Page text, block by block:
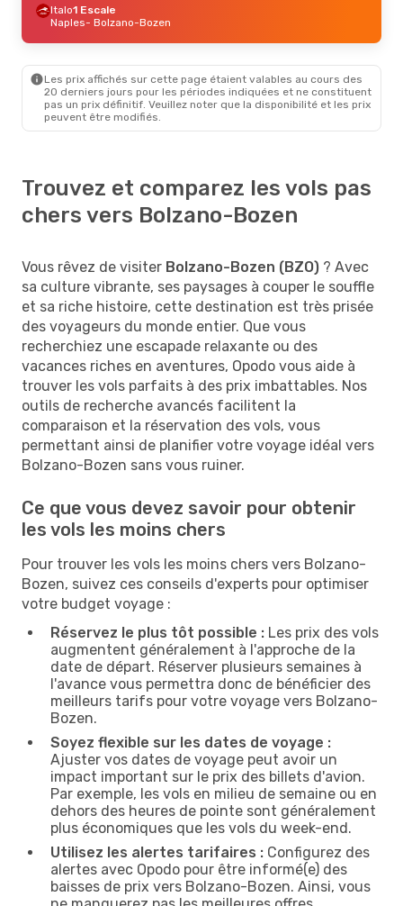
Italo1 Escale
Naples- Bolzano-Bozen
Les prix affichés sur cette page étaient valables au cours des
20 derniers jours pour les périodes indiquées et ne constituent
pas un prix définitif. Veuillez noter que la disponibilité et les prix
peuvent être modifiés.
Trouvez et comparez les vols pas
chers vers Bolzano-Bozen
Vous rêvez de visiter Bolzano-Bozen (BZO) ? Avec
sa culture vibrante, ses paysages à couper le souffle
et sa riche histoire, cette destination est très prisée
des voyageurs du monde entier. Que vous
recherchiez une escapade relaxante ou des
vacances riches en aventures, Opodo vous aide à
trouver les vols parfaits à des prix imbattables. Nos
outils de recherche avancés facilitent la
comparaison et la réservation des vols, vous
permettant ainsi de planifier votre voyage idéal vers
Bolzano-Bozen sans vous ruiner.
Ce que vous devez savoir pour obtenir
les vols les moins chers
Pour trouver les vols les moins chers vers Bolzano-
Bozen, suivez ces conseils d'experts pour optimiser
votre budget voyage :
Réservez le plus tôt possible : Les prix des vols
augmentent généralement à l'approche de la
date de départ. Réserver plusieurs semaines à
l'avance vous permettra donc de bénéficier des
meilleurs tarifs pour votre voyage vers Bolzano-
Bozen.
Soyez flexible sur les dates de voyage :
Ajuster vos dates de voyage peut avoir un
impact important sur le prix des billets d'avion.
Par exemple, les vols en milieu de semaine ou en
dehors des heures de pointe sont généralement
plus économiques que les vols du week-end.
Utilisez les alertes tarifaires : Configurez des
alertes avec Opodo pour être informé(e) des
baisses de prix vers Bolzano-Bozen. Ainsi, vous